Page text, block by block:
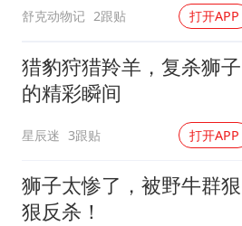
舒克动物记 2跟贴 打开APP
猎豹狩猎羚羊，复杀狮子
的精彩瞬间
星辰迷 3跟贴 打开APP
狮子太惨了，被野牛群狠
狠反杀！